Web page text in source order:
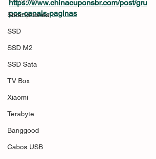
Smartphones
SSD
SSD M2
SSD Sata
TV Box
Xiaomi
Terabyte
Banggood
Cabos USB
https://www.chinacuponsbr.com/post/gru
pos-canais-paginas